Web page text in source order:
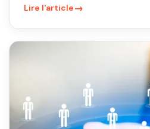
Lire l'article→